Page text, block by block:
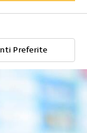
Preferite